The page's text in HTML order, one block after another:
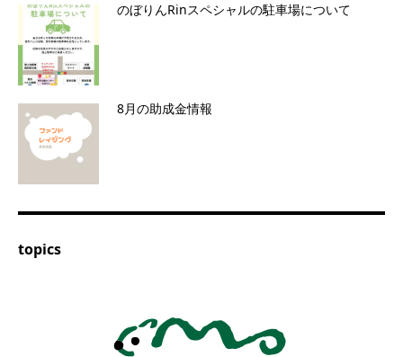
のぼりんRinスペシャルの駐車場について
8月の助成金情報
topics